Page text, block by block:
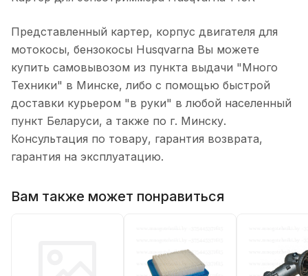
Представленный картер, корпус двигателя для
мотокосы, бензокосы Husqvarna Вы можете
купить самовывозом из пункта выдачи "Много
Техники" в Минске, либо с помощью быстрой
доставки курьером "в руки" в любой населенный
пункт Беларуси, а также по г. Минску.
Консультация по товару, гарантия возврата,
гарантия на эксплуатацию.
Вам также может понравиться